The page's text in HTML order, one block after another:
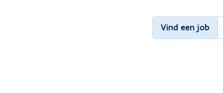
Vind een job